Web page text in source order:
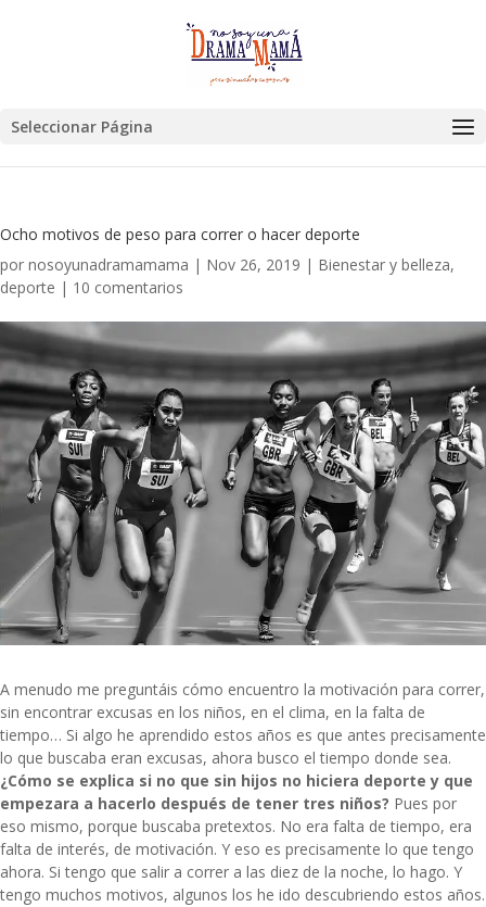
Seleccionar Página
Ocho motivos de peso para correr o hacer deporte
por nosoyunadramamama | Nov 26, 2019 | Bienestar y belleza,
deporte | 10 comentarios
A menudo me preguntáis cómo encuentro la motivación para correr,
sin encontrar excusas en los niños, en el clima, en la falta de
tiempo… Si algo he aprendido estos años es que antes precisamente
lo que buscaba eran excusas, ahora busco el tiempo donde sea.
¿Cómo se explica si no que sin hijos no hiciera deporte y que
empezara a hacerlo después de tener tres niños? Pues por
eso mismo, porque buscaba pretextos. No era falta de tiempo, era
falta de interés, de motivación. Y eso es precisamente lo que tengo
ahora. Si tengo que salir a correr a las diez de la noche, lo hago. Y
tengo muchos motivos, algunos los he ido descubriendo estos años.